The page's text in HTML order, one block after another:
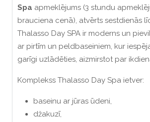
Spa apmeklējums (3 stundu
brauciena cenā), atvērts sestdienās
Thalasso Day SPA ir moderns un
ar pirtīm un peldbaseiniem, kur
garīgi uzlādēties, aizmirstot par
Komplekss Thalasso Day Spa ietver:
baseinu ar jūras ūdeni,
džakuzī,